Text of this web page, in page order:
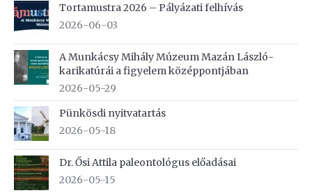
Tortamustra 2026 – Pályázati felhívás
2026-06-03
A Munkácsy Mihály Múzeum Mazán László-
karikatúrái a figyelem középpontjában
2026-05-29
Pünkösdi nyitvatartás
2026-05-18
Dr. Ősi Attila paleontológus előadásai
2026-05-15